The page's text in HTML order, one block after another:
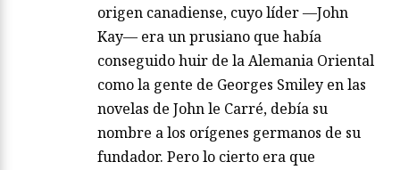
origen canadiense, cuyo líder —John
Kay— era un prusiano que había
conseguido huir de la Alemania Oriental
como la gente de Georges Smiley en las
novelas de John le Carré, debía su
nombre a los orígenes germanos de su
fundador. Pero lo cierto era que